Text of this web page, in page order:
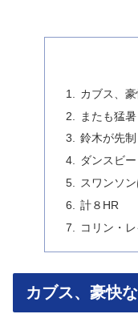
カブス、
またも猛暑
鈴木が先
ダンスビ
スワンソ
計８HR
コリン・
カブス、豪快